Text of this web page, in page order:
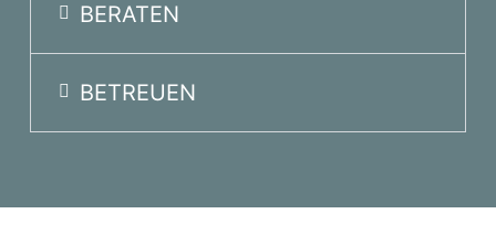
BERATEN
BETREUEN